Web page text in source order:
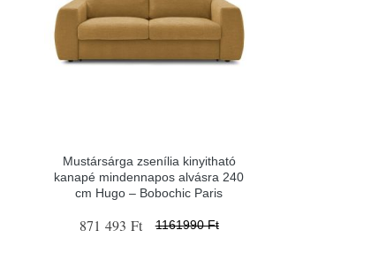
Mustársárga zsenília kinyitható
kanapé mindennapos alvásra 240
cm Hugo – Bobochic Paris
871 493 Ft 1161990 Ft